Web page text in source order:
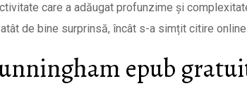
care a adăugat profunzime și
de bine surprinsă, încât s-a simțit citire
epub